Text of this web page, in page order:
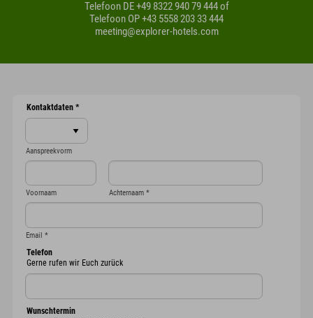
Telefoon DE +49 8322 940 79 444 of
Telefoon OP +43 5558 203 33 444
meeting@explorer-hotels.com
Kontaktdaten *
Aanspreekvorm
Voornaam Achternaam *
Email *
Telefon
Gerne rufen wir Euch zurück
Wunschtermin